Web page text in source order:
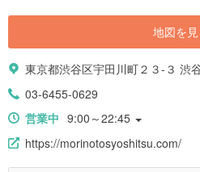
地図を見
東京都渋谷区宇田川町２３-３ 渋
03-6455-0629
営業中 9:00～22:45
https://morinotosyoshitsu.com/